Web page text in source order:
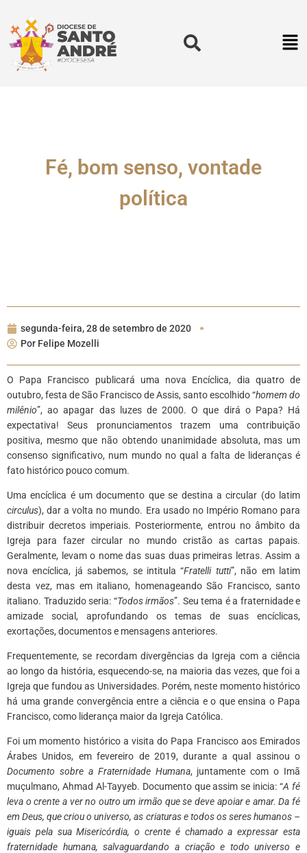
Fé, bom senso, vontade
política
segunda-feira, 28 de setembro de 2020
Por Felipe Mozelli
O Papa Francisco publicará uma nova Encíclica, dia quatro de
outubro, festa de São Francisco de Assis, santo escolhido “homem do
milênio”, ao apagar das luzes de 2000. O que dirá o Papa? Há
expectativa! Seus pronunciamentos trazem uma contribuição
positiva, mesmo que não obtendo unanimidade absoluta, mas um
consenso significativo, num mundo no qual a falta de lideranças é
fato histórico pouco comum.
Uma encíclica é um documento que se destina a circular (do latim
circulus), dar a volta no mundo. Era usado no Império Romano para
distribuir decretos imperiais. Posteriormente, entrou no âmbito da
Igreja para fazer circular no mundo cristão as cartas papais.
Geralmente, levam o nome das suas duas primeiras letras. Assim a
nova encíclica, já sabemos, se intitula “Fratelli tutti”, não em latim
desta vez, mas em italiano, homenageando São Francisco, santo
italiano. Traduzido seria: “Todos irmãos”. Seu tema é a fraternidade e
amizade social, aprofundando os temas de suas encíclicas,
exortações, documentos e mensagens anteriores.
Frequentemente, se recordam divergências da Igreja com a ciência
ao longo da história, esquecendo-se, na maioria das vezes, que foi a
Igreja que fundou as Universidades. Porém, neste momento histórico
há uma grande convergência entre a ciência e o que ensina o Papa
Francisco, como liderança maior da Igreja Católica.
Foi um momento histórico a visita do Papa Francisco aos Emirados
Árabes Unidos, em fevereiro de 2019, durante a qual assinou o
Documento sobre a Fraternidade Humana, juntamente com o Imã
muçulmano, Ahmad Al-Tayyeb. Documento que assim se inicia: “A fé
leva o crente a ver no outro um irmão que se deve apoiar e amar. Da fé
em Deus, que criou o universo, as criaturas e todos os seres humanos –
iguais pela sua Misericórdia, o crente é chamado a expressar esta
fraternidade humana, salvaguardando a criação e todo universo e